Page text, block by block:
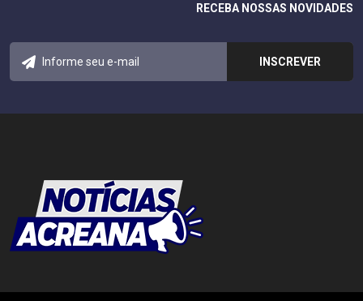
RECEBA NOSSAS NOVIDADES